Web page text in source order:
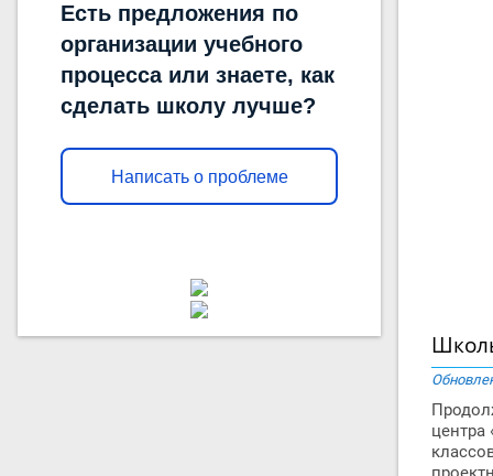
Есть предложения по
организации учебного
процесса или знаете, как
сделать школу лучше?
Написать о проблеме
центра